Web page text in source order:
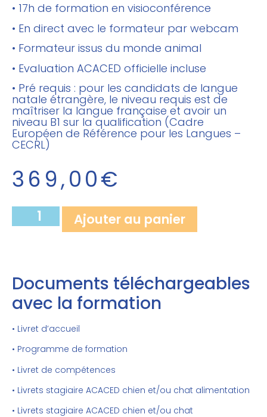
• 17h de formation en visioconférence
• En direct avec le formateur par webcam
• Formateur issus du monde animal
• Evaluation ACACED officielle incluse
• Pré requis : pour les candidats de langue
natale étrangère, le niveau requis est de
maîtriser la langue française et avoir un
niveau B1 sur la qualification (Cadre
Européen de Référence pour les Langues –
CECRL)
369,00€
Ajouter au panier
Documents téléchargeables
avec la formation
• Livret d’accueil
• Programme de formation
• Livret de compétences
• Livrets stagiaire ACACED chien et/ou chat alimentation
• Livrets stagiaire ACACED chien et/ou chat